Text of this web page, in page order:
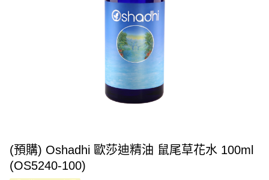
(預購) Oshadhi 歐莎迪精油 鼠尾草花水 100ml
(OS5240-100)